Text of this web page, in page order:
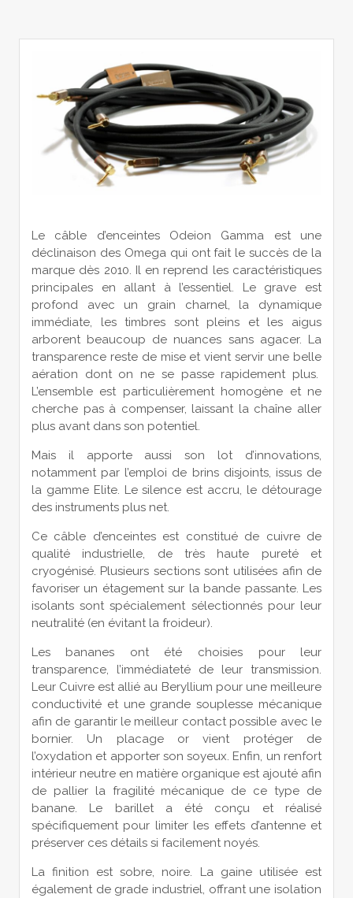
Le câble d’enceintes Odeion Gamma est une
déclinaison des Omega qui ont fait le succès de la
marque dès 2010. Il en reprend les caractéristiques
principales en allant à l’essentiel. Le grave est
profond avec un grain charnel, la dynamique
immédiate, les timbres sont pleins et les aigus
arborent beaucoup de nuances sans agacer. La
transparence reste de mise et vient servir une belle
aération dont on ne se passe rapidement plus.
L’ensemble est particulièrement homogène et ne
cherche pas à compenser, laissant la chaîne aller
plus avant dans son potentiel.
Mais il apporte aussi son lot d’innovations,
notamment par l’emploi de brins disjoints, issus de
la gamme Elite. Le silence est accru, le détourage
des instruments plus net.
Ce câble d’enceintes est constitué de cuivre de
qualité industrielle, de très haute pureté et
cryogénisé. Plusieurs sections sont utilisées afin de
favoriser un étagement sur la bande passante. Les
isolants sont spécialement sélectionnés pour leur
neutralité (en évitant la froideur).
Les bananes ont été choisies pour leur
transparence, l’immédiateté de leur transmission.
Leur Cuivre est allié au Beryllium pour une meilleure
conductivité et une grande souplesse mécanique
afin de garantir le meilleur contact possible avec le
bornier. Un placage or vient protéger de
l’oxydation et apporter son soyeux. Enfin, un renfort
intérieur neutre en matière organique est ajouté afin
de pallier la fragilité mécanique de ce type de
banane. Le barillet a été conçu et réalisé
spécifiquement pour limiter les effets d’antenne et
préserver ces détails si facilement noyés.
La finition est sobre, noire. La gaine utilisée est
également de grade industriel, offrant une isolation